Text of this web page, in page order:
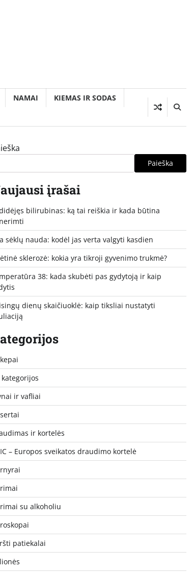
NAMAI
KIEMAS IR SODAS
Paieška
įrašai
bilirubinas: ką tai reiškia ir kada būtina
sėklų nauda: kodėl jas verta valgyti kasdien
sklerozė: kokia yra tikroji gyvenimo trukmė?
38: kada skubėti pas gydytoją ir kaip
dienų skaičiuoklė: kaip tiksliai nustatyti
kategorijos
ir vafliai
ir kortelės
– Europos sveikatos draudimo kortelė
su alkoholiu
patiekalai